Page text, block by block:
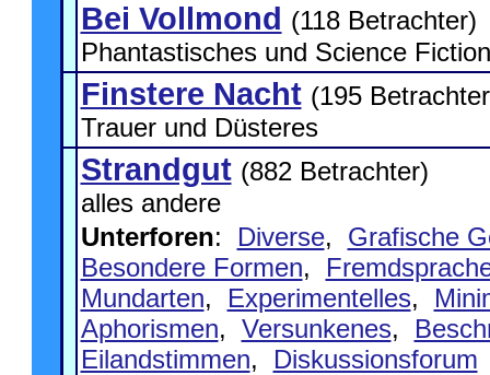
Bei Vollmond (118 Betrachter)
Phantastisches und Science Fiction
Finstere Nacht (195
Trauer und Düsteres
Strandgut (882 Betrachter)
alles andere
Unterforen: Diverse,
Grafische
Besondere Formen,
Mundarten, Experimentelles,
Aphorismen, Versunkenes,
Eilandstimmen, Diskussionsforum